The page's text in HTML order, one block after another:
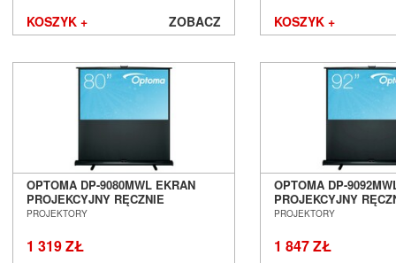
KOSZYK + ZOBACZ KOSZYK +
OPTOMA DP-9080MWL EKRAN
PROJEKCYJNY RĘCZNIE
PODNOSZONY SALON POZNAŃ
PROJEKTORY
1 319 ZŁ
OPTOMA DP-
PROJEKCYJNY
PODNOSZONY
PROJEKTORY
1 847 ZŁ